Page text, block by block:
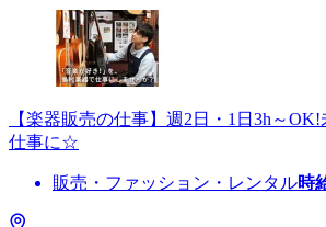
【楽器販売の仕事】週2日・1日3h～
仕事に☆
販売・ファッション・レンタル時